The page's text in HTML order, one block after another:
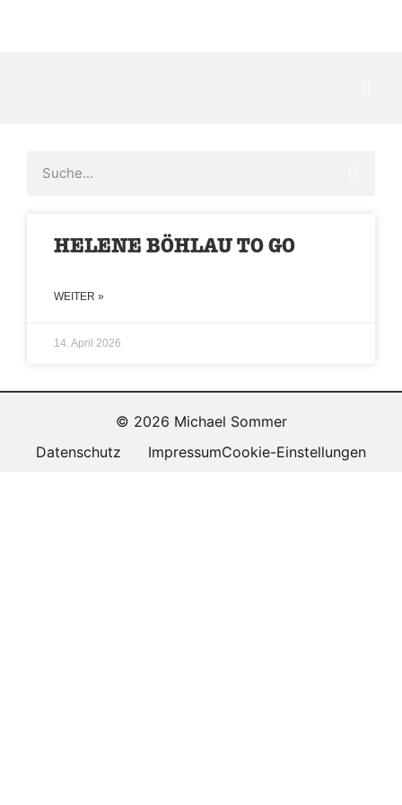
HELENE BÖHLAU TO GO
WEITER »
14. April 2026
© 2026 Michael Sommer
Datenschutz
ImpressumCookie-Einstellungen